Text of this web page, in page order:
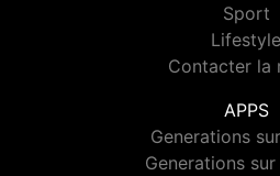
Sport
Lifestyle
Contacter la
APPS
Generations
Generations